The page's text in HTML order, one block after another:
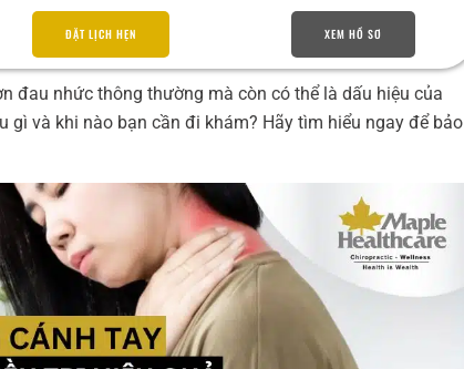
ĐẶT LỊCH HẸN XEM HỒ SƠ
đau nhức thông thường mà còn có thể là dấu hiệu của
gì và khi nào bạn cần đi khám? Hãy tìm hiểu ngay để bảo